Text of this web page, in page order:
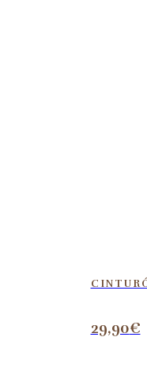
29,90€